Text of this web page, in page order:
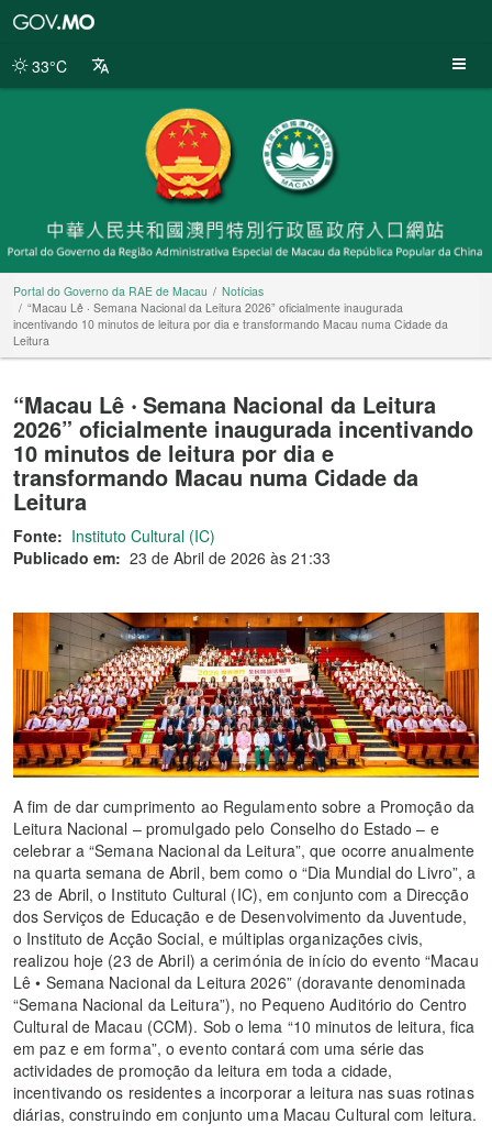
da
33°C
Portal do Governo da RAE de Macau
Notícias
“Macau Lê ‧ Semana Nacional da Leitura 2026” oficialmente inaugurada
incentivando 10 minutos de leitura por dia e transformando Macau numa Cidade da
Leitura
“Macau Lê ‧ Semana Nacional da Leitura
2026” oficialmente inaugurada incentivando
10 minutos de leitura por dia e
transformando Macau numa Cidade da
Leitura
Fonte: Instituto Cultural (IC)
Publicado em: 23 de Abril de 2026 às 21:33
A fim de dar cumprimento ao Regulamento sobre a Promoção da
Leitura Nacional – promulgado pelo Conselho do Estado – e
celebrar a “Semana Nacional da Leitura”, que ocorre anualmente
na quarta semana de Abril, bem como o “Dia Mundial do Livro”, a
23 de Abril, o Instituto Cultural (IC), em conjunto com a Direcção
dos Serviços de Educação e de Desenvolvimento da Juventude,
o Instituto de Acção Social, e múltiplas organizações civis,
realizou hoje (23 de Abril) a cerimónia de início do evento “Macau
Lê • Semana Nacional da Leitura 2026” (doravante denominada
“Semana Nacional da Leitura”), no Pequeno Auditório do Centro
Cultural de Macau (CCM). Sob o lema “10 minutos de leitura, fica
em paz e em forma”, o evento contará com uma série das
actividades de promoção da leitura em toda a cidade,
incentivando os residentes a incorporar a leitura nas suas rotinas
diárias, construindo em conjunto uma Macau Cultural com leitura.